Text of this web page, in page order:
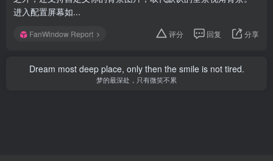
进入配置屏幕如...
FanWindow Report 评分 回复 分享
Dream most deep place, only then the smile is not tired.
梦的最深处，只有微笑不累